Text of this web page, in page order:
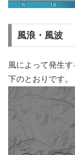
風浪・風波
風によって発生
下のとおりです。